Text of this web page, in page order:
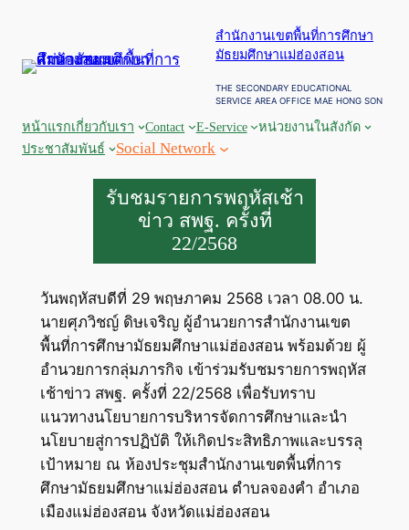
สำนักงานเขตพื้นที่การศึกษา
มัธยมศึกษาแม่ฮ่องสอน
THE SECONDARY EDUCATIONAL
SERVICE AREA OFFICE MAE HONG SON
หน้าแรกเกี่ยวกับเรา Contact E-Service
หน่วยงานในสังกัด
ประชาสัมพันธ์
Social Network
รับชมรายการพฤหัสเช้า
ข่าว สพฐ. ครั้งที่
22/2568
วันพฤหัสบดีที่ 29 พฤษภาคม 2568 เวลา 08.00 น.
นายศุภวิชญ์ ดิษเจริญ ผู้อำนวยการสำนักงานเขต
พื้นที่การศึกษามัธยมศึกษาแม่ฮ่องสอน พร้อมด้วย ผู้
อำนวยการกลุ่มภารกิจ เข้าร่วมรับชมรายการพฤหัส
เช้าข่าว สพฐ. ครั้งที่ 22/2568 เพื่อรับทราบ
แนวทางนโยบายการบริหารจัดการศึกษาและนำ
นโยบายสู่การปฏิบัติ ให้เกิดประสิทธิภาพและบรรลุ
เป้าหมาย ณ ห้องประชุมสำนักงานเขตพื้นที่การ
ศึกษามัธยมศึกษาแม่ฮ่องสอน ตำบลจองคำ อำเภอ
เมืองแม่ฮ่องสอน จังหวัดแม่ฮ่องสอน